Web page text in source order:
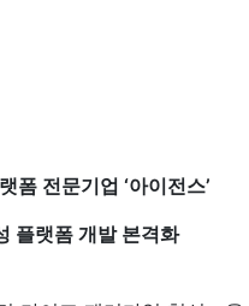
폼 전문기업 ‘아이전스’
플랫폼 개발 본격화